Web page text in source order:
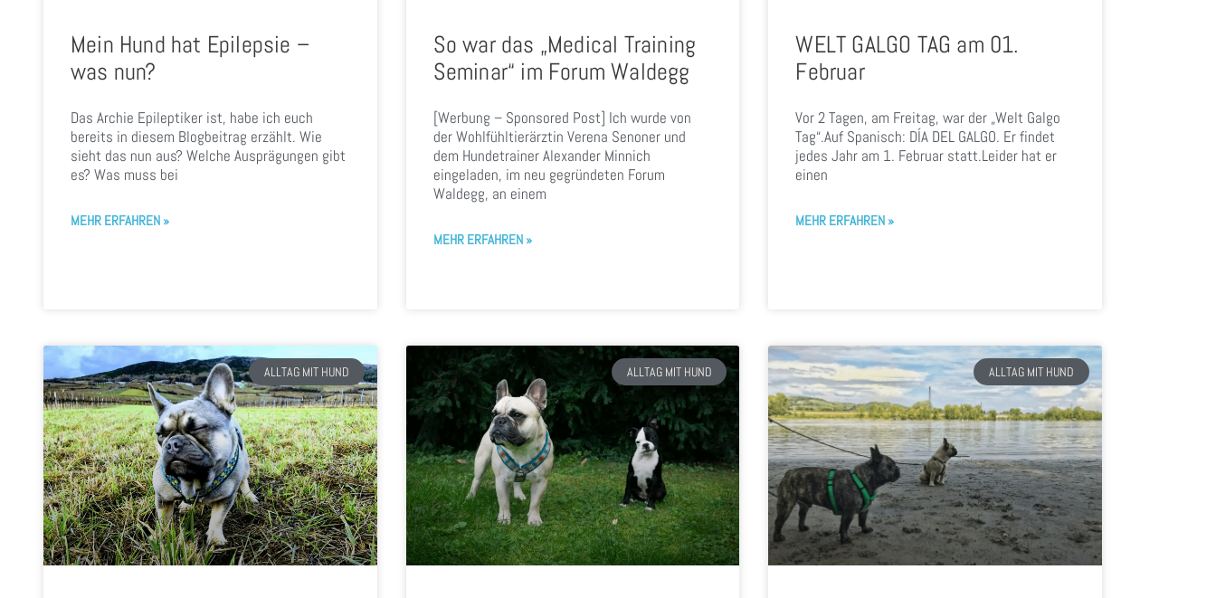
Mein Hund hat Epilepsie –
was nun?
Das Archie Epileptiker ist, habe ich euch
bereits in diesem Blogbeitrag erzählt. Wie
sieht das nun aus? Welche Ausprägungen gibt
es? Was muss bei
MEHR ERFAHREN »
So war das „Medical Training
Seminar“ im Forum Waldegg
[Werbung – Sponsored Post] Ich wurde von
der Wohlfühltierärztin Verena Senoner und
dem Hundetrainer Alexander Minnich
eingeladen, im neu gegründeten Forum
Waldegg, an einem
MEHR ERFAHREN »
WELT GALGO TAG am 01.
Februar
Vor 2 Tagen, am Freitag, war der „Welt Galgo
Tag“.Auf Spanisch: DÍA DEL GALGO. Er findet
jedes Jahr am 1. Februar statt.Leider hat er
einen
MEHR ERFAHREN »
ALLTAG MIT HUND ALLTAG MIT HUND ALLTAG MIT HUND